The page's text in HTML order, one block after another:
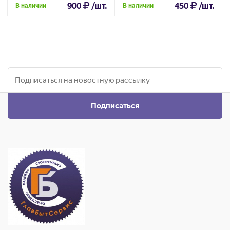
В наличии 900 /шт. В наличии 450 /шт.
Подписаться